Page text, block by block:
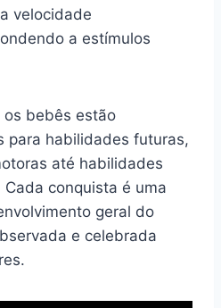
velocidade
a estímulos
os bebês estão
para habilidades futuras,
até habilidades
conquista é uma
geral do
e celebrada